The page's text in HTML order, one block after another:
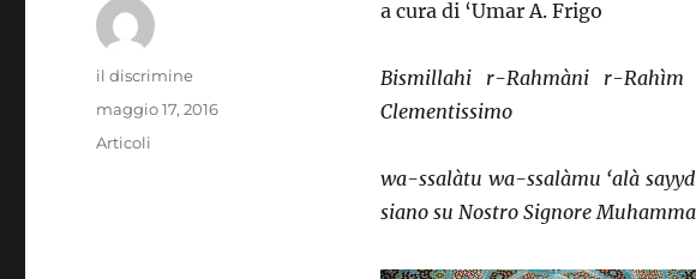
a cura di ‘Umar A. Frigo
Bismillahi r-Rahmàni r-
Clementissimo
wa-ssalàtu wa-ssalàmu ‘alà
siano su Nostro Signore
Autore
il discrimine
Pubblicato
il
maggio 17, 2016
Categorie
Articoli